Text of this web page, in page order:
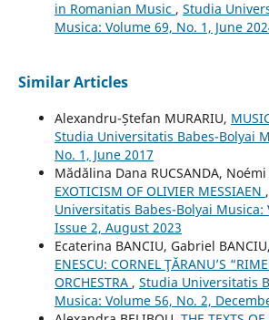
in Romanian Music , Studia
Musica: Volume 69, No. 1, June
Similar Articles
Alexandru-Ștefan MURARIU,
Studia Universitatis Babes-Bolyai
No. 1, June 2017
Mădălina Dana RUCSANDA, Noémi
EXOTICISM OF OLIVIER MESSIAEN ,
Universitatis Babes-Bolyai Musica:
Issue 2, August 2023
Ecaterina BANCIU, Gabriel BANCIU,
ENESCU: CORNEL ŢĂRANU’S
ORCHESTRA , Studia Universitatis
Musica: Volume 56, No. 2,